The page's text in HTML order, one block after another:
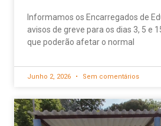
Informamos os Encarregados de
avisos de greve para os dias 3, 5 e
que poderão afetar o normal
Junho 2, 2026 Sem comentários